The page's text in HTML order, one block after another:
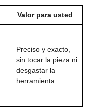
Valor para usted
Preciso y exacto,
sin tocar la pieza ni
desgastar la
herramienta.